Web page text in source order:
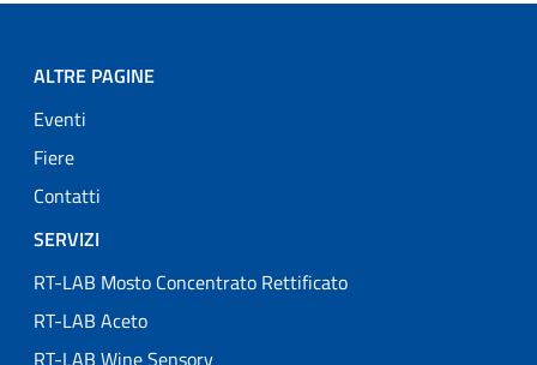
ALTRE PAGINE
Eventi
Fiere
Contatti
SERVIZI
RT-LAB Mosto Concentrato Rettificato
RT-LAB Aceto
RT-LAB Wine Sensory